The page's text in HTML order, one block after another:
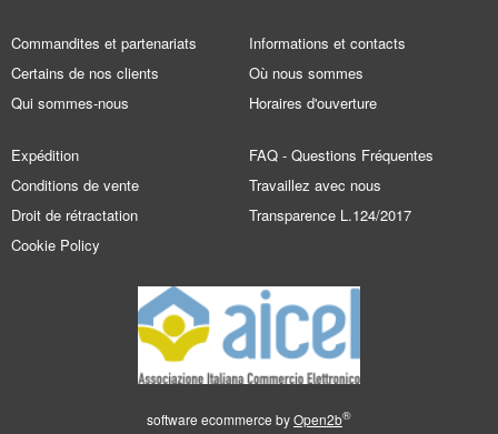
Commandites et partenariats
Certains de nos clients
Qui sommes-nous
Informations et contacts
Où nous sommes
Horaires d'ouverture
Expédition
Conditions de vente
Droit de rétractation
Cookie Policy
FAQ - Questions Fréquentes
Travaillez avec nous
Transparence L.124/2017
software ecommerce byOpen2b®